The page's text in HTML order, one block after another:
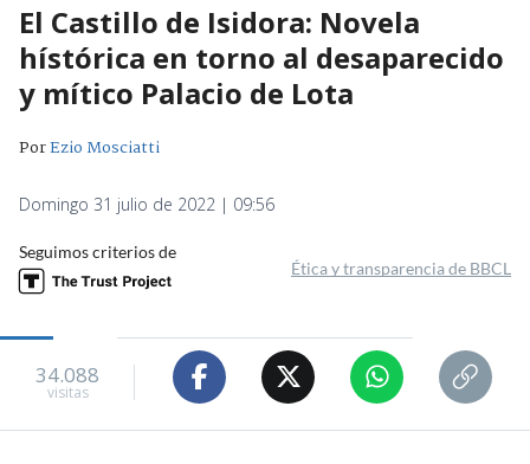
El Castillo de Isidora: Novela
hístórica en torno al desaparecido
y mítico Palacio de Lota
PorEzio Mosciatti
Domingo 31 julio de 2022 | 09:56
Seguimos criterios de
Ética y transparencia de BBCL
34.088
visitas